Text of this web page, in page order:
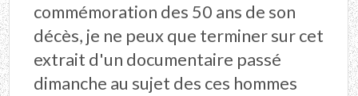
commémoration des 50 ans de son
décès, je ne peux que terminer sur cet
extrait d'un documentaire passé
dimanche au sujet des ces hommes